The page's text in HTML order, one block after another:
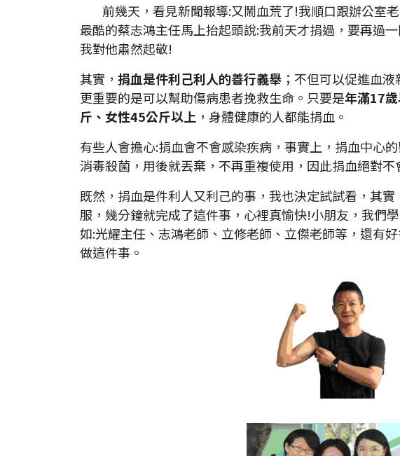
前幾天，看見新聞報導:又鬧血荒了!我順口跟辦公室
最酷的蔡志鴻主任馬上抬起頭說:我前天才捐過，要再過
我對他肅然起敬!
其實， 捐血是件利己利人的善行義舉 ；不但可以促進血
更重要的是可以幫助傷病患者挽救生命。只要是年滿17
斤、女性45公斤以上 ，身體健康的人都能捐血。
有些人會擔心:捐血會不會感染疾病，事實上，捐血中心
消毒殺菌，用後就丟棄，不再重複使用，因此捐血絕對不
既然，捐血是件利人又利己的事，我也決定試試看，其
服，幾分鐘就完成了這件事，心裡真愉快!小朋友，我們
如:光耀主任、志鴻老師、立修老師、立傑老師等，還有
做這件事。